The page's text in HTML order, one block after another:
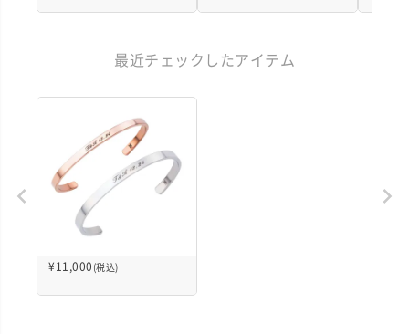
最近チェックしたアイテム
¥ 11,000 (税込)